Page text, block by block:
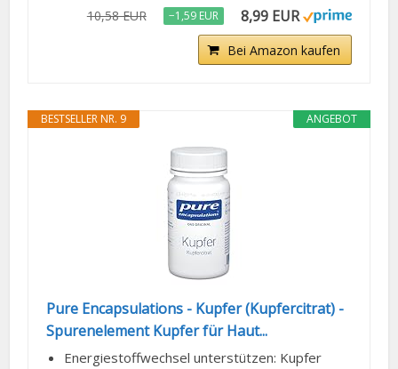
10,58 EUR −1,59 EUR 8,99 EUR
Bei Amazon kaufen
ANGEBOT
BESTSELLER NR. 9
Pure Encapsulations - Kupfer (Kupfercitrat) -
Spurenelement Kupfer für Haut...
Energiestoffwechsel unterstützen: Kupfer